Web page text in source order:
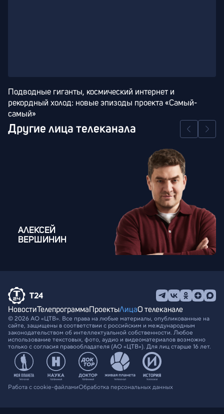
Подводные гиганты, космический интернет и
рекордный холод: новые эпизоды проекта «Самый-
самый»
Другие лица телеканала
АЛЕКСЕЙ
ВЕРШИНИН
НовостиТелепрограммаПроектыЛицаО телеканале
© 2026 АО «ЦТВ». Все права на любые материалы, опубликованные на
сайте, защищены в соответствии с российским и международным
законодательством об интеллектуальной собственности. Любое
использование текстовых, фото, аудио и видеоматериалов возможно
только с согласия правообладателя (АО «ЦТВ»). Для лиц старше 16 лет.
Работа с cookie-файламиОбработка персональных данных